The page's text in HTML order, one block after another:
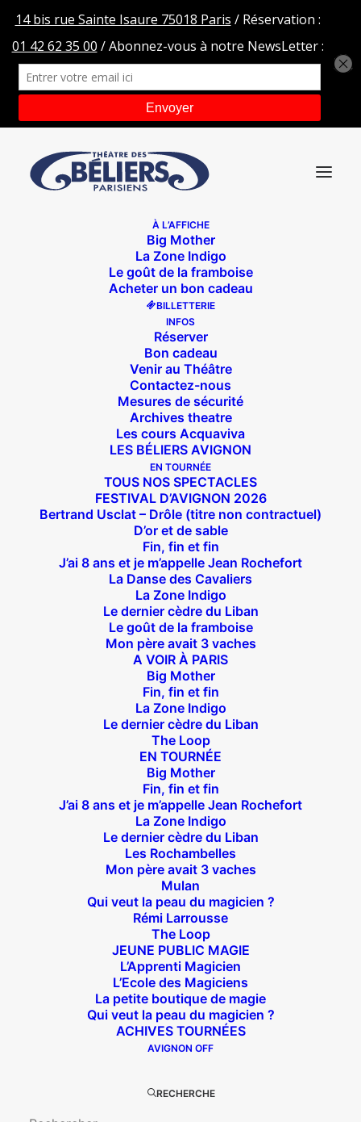
À L’AFFICHE
Big Mother
La Zone Indigo
Le goût de la framboise
Acheter un bon cadeau
BILLETTERIE
INFOS
Réserver
Bon cadeau
Venir au Théâtre
Contactez-nous
Mesures de sécurité
Archives theatre
Les cours Acquaviva
LES BÉLIERS AVIGNON
EN TOURNÉE
TOUS NOS SPECTACLES
FESTIVAL D’AVIGNON 2026
Bertrand Usclat – Drôle (titre non contractuel)
D’or et de sable
Fin, fin et fin
J’ai 8 ans et je m’appelle Jean Rochefort
La Danse des Cavaliers
La Zone Indigo
Le dernier cèdre du Liban
Le goût de la framboise
Mon père avait 3 vaches
A VOIR À PARIS
Big Mother
Fin, fin et fin
La Zone Indigo
Le dernier cèdre du Liban
The Loop
EN TOURNÉE
Big Mother
Fin, fin et fin
J’ai 8 ans et je m’appelle Jean Rochefort
La Zone Indigo
Le dernier cèdre du Liban
Les Rochambelles
Mon père avait 3 vaches
Mulan
Qui veut la peau du magicien ?
Rémi Larrousse
The Loop
JEUNE PUBLIC MAGIE
L’Apprenti Magicien
L’Ecole des Magiciens
La petite boutique de magie
Qui veut la peau du magicien ?
ACHIVES TOURNÉES
AVIGNON OFF
RECHERCHE
HEADER HOME AG
Alimentation Générale HEADER HOME AG
Suivez nous !
Théâtre des Béliers Parisiens
14 bis rue Sainte Isaure 75018 Paris
Joffrin / Simplon – Loc :01 42 62 35 00
À l’affiche
Big Mother
La Zone Indigo
Le goût de la framboise
Fin, fin et fin
The Loop
En tournée
The Loop